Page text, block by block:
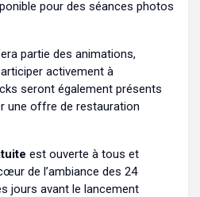
pour des séances photos
partie des animations,
activement à
seront également présents
une offre de restauration
est ouverte à tous et
de l’ambiance des 24
jours avant le lancement